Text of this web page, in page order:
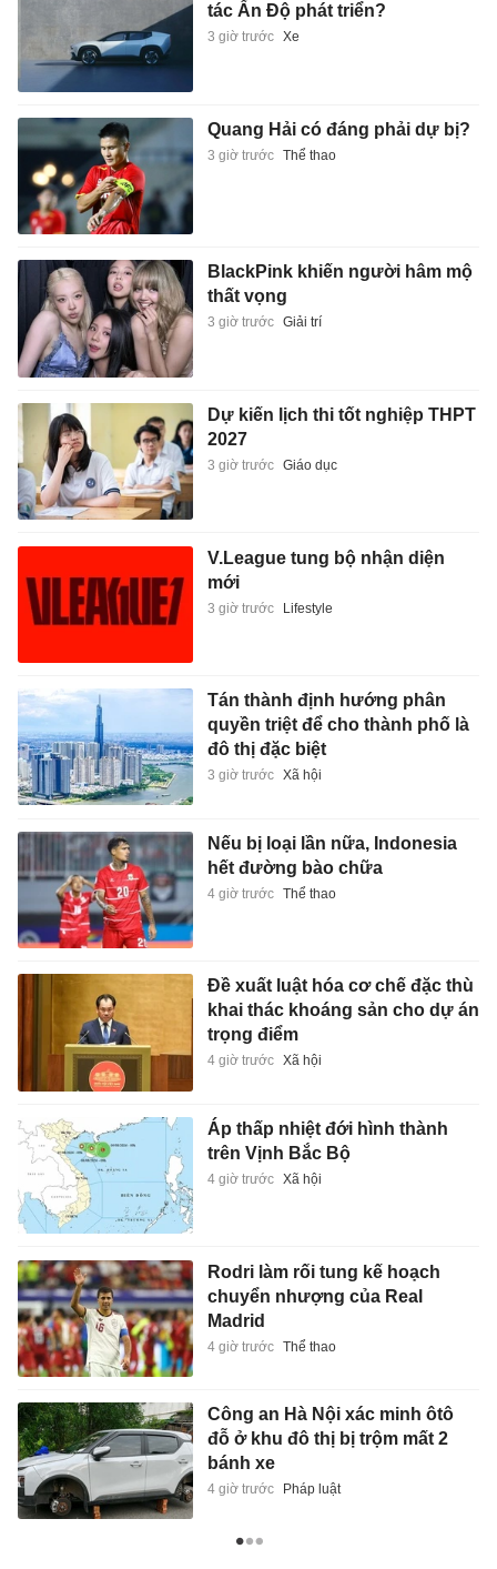
tác Ấn Độ phát triển?
3 giờ trước Xe
Quang Hải có đáng phải dự bị?
3 giờ trước Thể thao
BlackPink khiến người hâm mộ
thất vọng
3 giờ trước Giải trí
Dự kiến lịch thi tốt nghiệp THPT
2027
3 giờ trước Giáo dục
V.League tung bộ nhận diện
mới
3 giờ trước Lifestyle
Tán thành định hướng phân
quyền triệt để cho thành phố là
đô thị đặc biệt
3 giờ trước Xã hội
Nếu bị loại lần nữa, Indonesia
hết đường bào chữa
4 giờ trước Thể thao
Đề xuất luật hóa cơ chế đặc thù
khai thác khoáng sản cho dự án
trọng điểm
4 giờ trước Xã hội
Áp thấp nhiệt đới hình thành
trên Vịnh Bắc Bộ
4 giờ trước Xã hội
Rodri làm rối tung kế hoạch
chuyển nhượng của Real
Madrid
4 giờ trước Thể thao
Công an Hà Nội xác minh ôtô
đỗ ở khu đô thị bị trộm mất 2
bánh xe
4 giờ trước Pháp luật